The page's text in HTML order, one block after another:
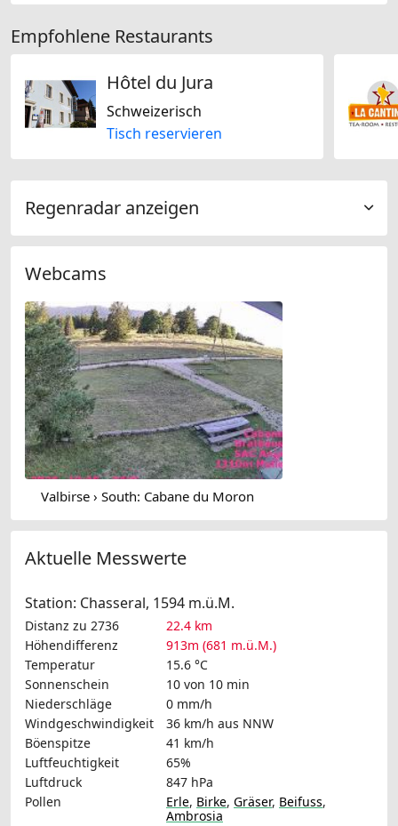
Empfohlene Restaurants
Hôtel du Jura
Schweizerisch
Tisch reservieren
Regenradar anzeigen
Webcams
Valbirse › South: Cabane du Moron
Aktuelle Messwerte
Station: Chasseral, 1594 m.ü.M.
Distanz zu 2736
22.4 km
Höhendifferenz
913m (681 m.ü.M.)
Temperatur
15.6 °C
Sonnenschein
10 von 10 min
Niederschläge
0 mm/h
Windgeschwindigkeit
36 km/h aus NNW
Böenspitze
41 km/h
Luftfeuchtigkeit
65%
Luftdruck
847 hPa
Pollen
Erle, Birke, Gräser, Beifuss,
Ambrosia